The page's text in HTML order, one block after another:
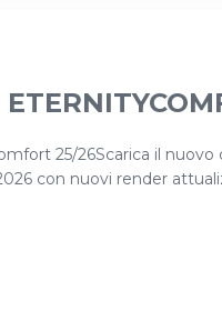
25/26Scarica il
con nuovi render